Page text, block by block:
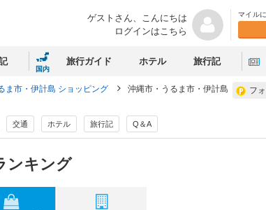
ゲストさん、 こんにちは
ログインはこちら
マイル
国内
旅行ガイド ホテル 旅行記
フ
ま市・伊計島 ショッピング
沖縄市・うるま市・伊計島
交通 ホテル 旅行記 Q＆A
ンキング